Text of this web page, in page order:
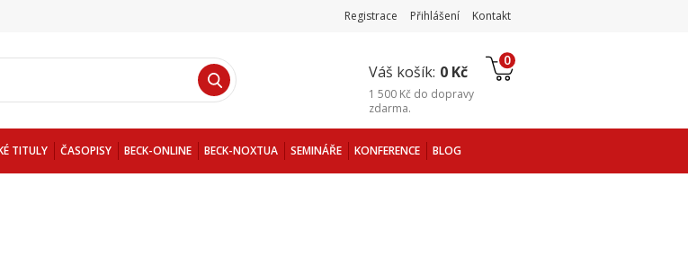
Registrace Přihlášení Kontakt
Váš košík: 0 Kč
0
1 500 Kč do dopravy
zdarma.
TITULY ČASOPISY BECK-ONLINE BECK-NOXTUA SEMINÁŘE KONFERENCE BLOG